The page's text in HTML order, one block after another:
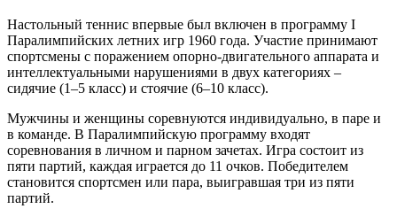
Настольный теннис впервые был включен в программу I
Паралимпийских летних игр 1960 года. Участие принимают
спортсмены с поражением опорно-двигательного аппарата и
интеллектуальными нарушениями в двух категориях –
сидячие (1–5 класс) и стоячие (6–10 класс).
Мужчины и женщины соревнуются индивидуально, в паре и
в команде. В Паралимпийскую программу входят
соревнования в личном и парном зачетах. Игра состоит из
пяти партий, каждая играется до 11 очков. Победителем
становится спортсмен или пара, выигравшая три из пяти
партий.